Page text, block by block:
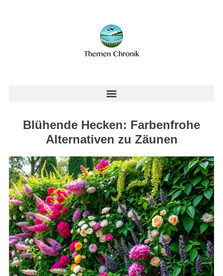
Blühende Hecken: Farbenfrohe
Alternativen zu Zäunen